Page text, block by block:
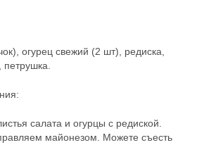
огурец свежий (2 шт), редиска,
салата и огурцы с редиской.
майонезом. Можете съесть